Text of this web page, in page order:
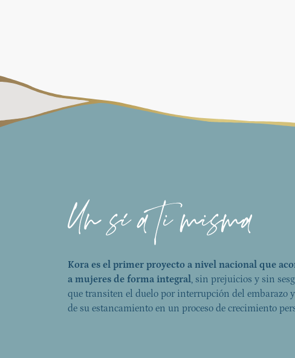
Kora es el primer proyecto a nivel nacional que
a mujeres de forma integral
, sin prejuicios y sin
que transiten el duelo por interrupción del embarazo
de su estancamiento en un proceso de crecimiento